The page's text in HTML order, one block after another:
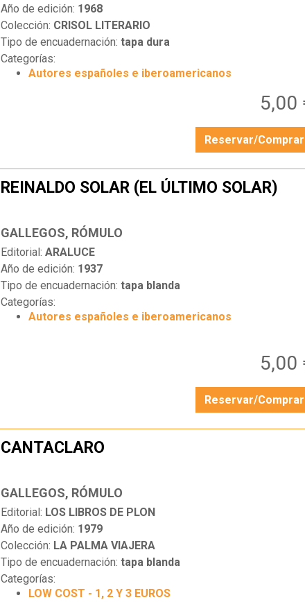
Año de edición: 1968
Colección: CRISOL LITERARIO
Tipo de encuadernación:tapa dura
Categorías:
Autores españoles e iberoamericanos
5,00
Reservar/Comprar
REINALDO SOLAR (EL ÚLTIMO SOLAR)
GALLEGOS, RÓMULO
Editorial:ARALUCE
Año de edición: 1937
Tipo de encuadernación:tapa blanda
Categorías:
Autores españoles e iberoamericanos
5,00
Reservar/Comprar
CANTACLARO
GALLEGOS, RÓMULO
Editorial: LOS LIBROS DE PLON
Año de edición: 1979
Colección: LA PALMA VIAJERA
Tipo de encuadernación:tapa blanda
Categorías:
LOW COST - 1, 2 Y 3 EUROS